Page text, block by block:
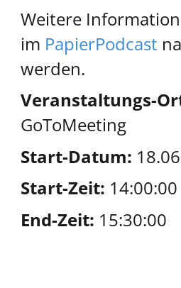
Weitere
im PapierPodcast
werden.
Veranstaltungs-
GoToMeeting
Start-Datum:
Start-Zeit: 14:00:00
End-Zeit: 15:30:00